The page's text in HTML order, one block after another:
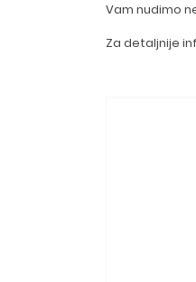
Vam nudimo
Za detaljnije